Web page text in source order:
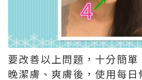
要改善以上問題，十分簡單
晚潔膚、爽膚後，使用每日